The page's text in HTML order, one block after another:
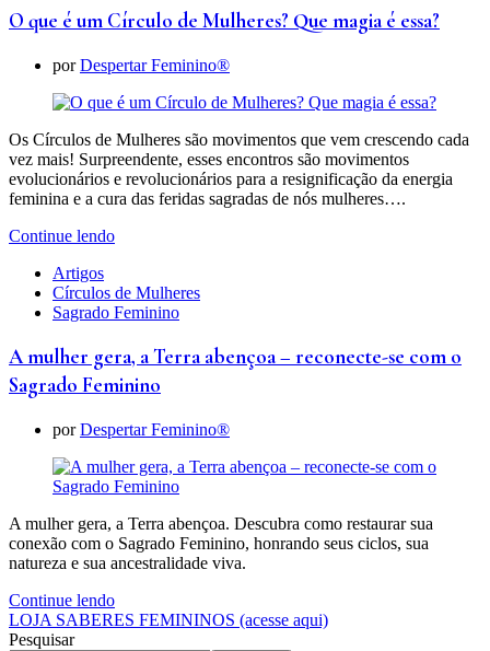
O que é um Círculo de Mulheres? Que magia é essa?
porDespertar Feminino®
Os Círculos de Mulheres são movimentos que vem crescendo cada
vez mais! Surpreendente, esses encontros são movimentos
evolucionários e revolucionários para a resignificação da energia
feminina e a cura das feridas sagradas de nós mulheres….
Continue lendo
Artigos
Círculos de Mulheres
Sagrado Feminino
A mulher gera, a Terra abençoa – reconecte-se com o
Sagrado Feminino
porDespertar Feminino®
A mulher gera, a Terra abençoa. Descubra como restaurar sua
conexão com o Sagrado Feminino, honrando seus ciclos, sua
natureza e sua ancestralidade viva.
Continue lendo
LOJA SABERES FEMININOS (acesse aqui)
Pesquisar